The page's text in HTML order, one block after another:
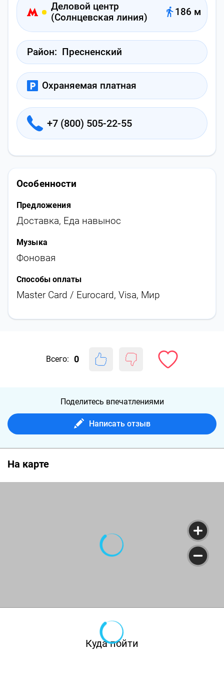
Деловой центр
(Солнцевская линия)
186 м
Район: Пресненский
Охраняемая платная
+7 (800) 505-22-55
Особенности
Предложения
Доставка, Еда навынос
Музыка
Фоновая
Способы оплаты
Master Card / Eurocard, Visa, Мир
Всего: 0
Поделитесь впечатлениями
Написать отзыв
На карте
Куда пойти